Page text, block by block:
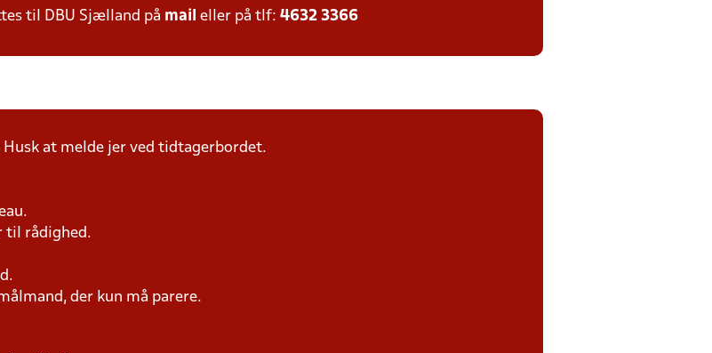
til DBU Sjælland på mail eller på tlf: 4632 3366
at melde jer ved tidtagerbordet.
til rådighed.
der kun må parere.